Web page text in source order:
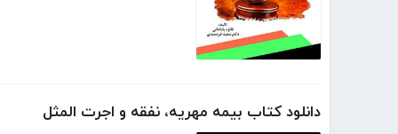
دانلود کتاب بیمه مهریه، نفقه و اجرت المثل